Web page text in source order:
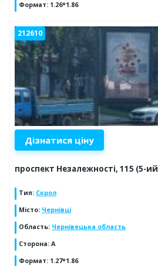
Формат: 1.26*1.86
212610
Дізнатися ціну
проспект Незалежності, 115 (5-
Тип: Скрол
Місто: Чернівці
Область: Чернівецька область
Сторона: А
Формат: 1.27*1.86